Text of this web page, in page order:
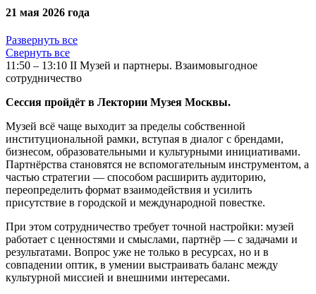
21 мая 2026 года
Развернуть все
Свернуть все
11:50 – 13:10 II Музей и партнеры. Взаимовыгодное
сотрудничество
Сессия пройдёт в Лектории Музея Москвы.
Музей всё чаще выходит за пределы собственной
институциональной рамки, вступая в диалог с брендами,
бизнесом, образовательными и культурными инициативами.
Партнёрства становятся не вспомогательным инструментом, а
частью стратегии — способом расширить аудиторию,
переопределить формат взаимодействия и усилить
присутствие в городской и международной повестке.
При этом сотрудничество требует точной настройки: музей
работает с ценностями и смыслами, партнёр — с задачами и
результатами. Вопрос уже не только в ресурсах, но и в
совпадении оптик, в умении выстраивать баланс между
культурной миссией и внешними интересами.